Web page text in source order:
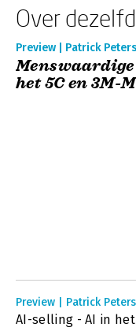
Over
Preview | Patrick
het 5C en 3M-
Preview | Patrick
AI-selling - AI in